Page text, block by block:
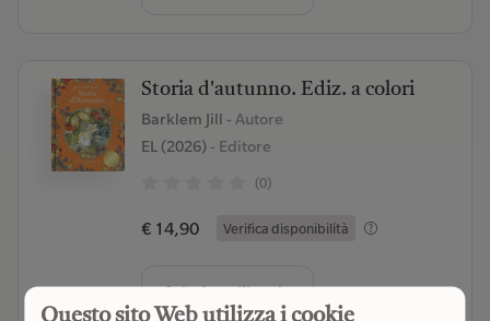
Storia d'autunno. Ediz. a colori
Barklem Jill - Autore
EL (2026)- Editore
(0)
€ 14,90 Verifica disponibilità
Seleziona libreria
Questo sito Web utilizza i cookie